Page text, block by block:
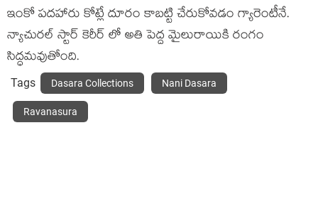
ఇంకో పదహారు కోట్లే దూరం కాబట్టి చేరుకోవడం గ్యారెంటీనే.
న్యాచురల్ స్టార్ కెరీర్ లో అతి పెద్ద మైలురాయికి రంగం
సిద్ధమవుతోంది.
Tags Dasara Collections Nani Dasara
Ravanasura